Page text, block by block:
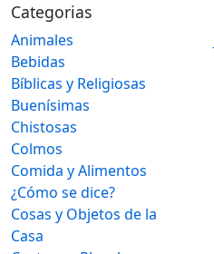
Categorias
Animales
Bebidas
Bíblicas y Religiosas
Buenísimas
Chistosas
Colmos
Comida y Alimentos
¿Cómo se dice?
Cosas y Objetos de la
Casa